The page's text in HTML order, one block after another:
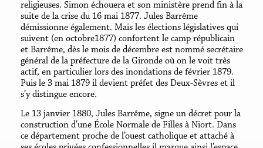
religieuses. Simon échouera et son ministère prend fin à la
suite de la crise du 16 mai 1877. Jules Barrême
démissionne également. Mais les élections législatives qui
suivent (en octobre1877) confortent le camp républicain
et Barrême, dès le mois de décembre est nommé secrétaire
général de la préfecture de la Gironde où on le voit très
actif, en particulier lors des inondations de février 1879.
Puis le 3 mai 1879 il devient préfet des Deux-Sèvres et il
s’y distingue encore.
Le 13 janvier 1880, Jules Barrême, signe un décret pour la
construction d’une École Normale de Filles à Niort. Dans
ce département proche de l’ouest catholique et attaché à